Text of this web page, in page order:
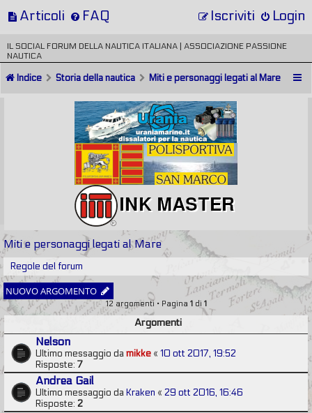
Articoli FAQ Login
Iscriviti
IL SOCIAL FORUM DELLA NAUTICA ITALIANA | ASSOCIAZIONE PASSIONE
NAUTICA
Indice Storia della nautica Miti e personaggi legati al Mare
Miti e personaggi legati al Mare
Regole del forum
NUOVO ARGOMENTO
12 argomenti • Pagina 1di 1
Argomenti
Nelson
Ultimo messaggio damikke « 10 ott 2017, 19:52
Risposte: 7
Andrea Gail
Ultimo messaggio da Kraken « 29 ott 2016, 16:46
Risposte: 2